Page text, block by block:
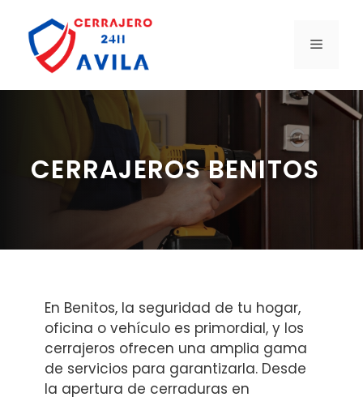
contenido
MENÚ
CERRAJEROS BENITOS
En Benitos, la seguridad de tu hogar,
oficina o vehículo es primordial, y los
cerrajeros ofrecen una amplia gama
de servicios para garantizarla. Desde
la apertura de cerraduras en